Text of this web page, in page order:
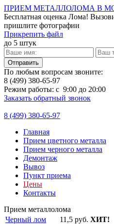
ПРИЕМ МЕТАЛЛОЛОМА В
Бесплатная оценка Лома!
пришлите фотографии
Прикрепить файл
до 5 штук
По любым вопросам звоните:
8 (499) 380-65-97
Режим работы: с 9:00 до 20:00
Заказать обратный звонок
8 (499) 380-65-97
Главная
Прием цветного металла
Прием черного металла
Демонтаж
Вывоз
Пункт приема
Цены
Контакты
Прием металлолома
Черный лом
11,5 руб. ХИТ!